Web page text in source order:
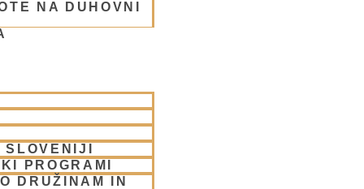
NA DUHOVNI
PROGRAMI
DRUŽINAM IN
v Ljubljani